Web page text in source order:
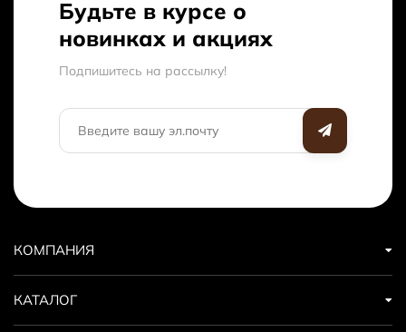
Будьте в курсе о
новинках и акциях
Подпишитесь на рассылкy!
КОМПАНИЯ
КАТАЛОГ